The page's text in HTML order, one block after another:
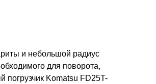
и небольшой радиус
для поворота,
погрузчик Komatsu FD25T-